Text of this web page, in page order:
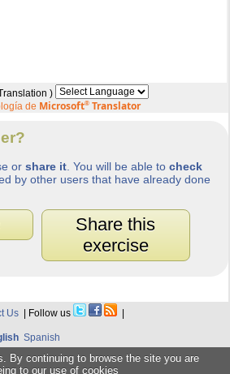
)
de Microsoft®Translator
orshare it . You will be able tocheck
by other users that have already done
Share this
exercise
Us | Follow us |
Spanish
By continuing to browse the site you are
to our use of cookies